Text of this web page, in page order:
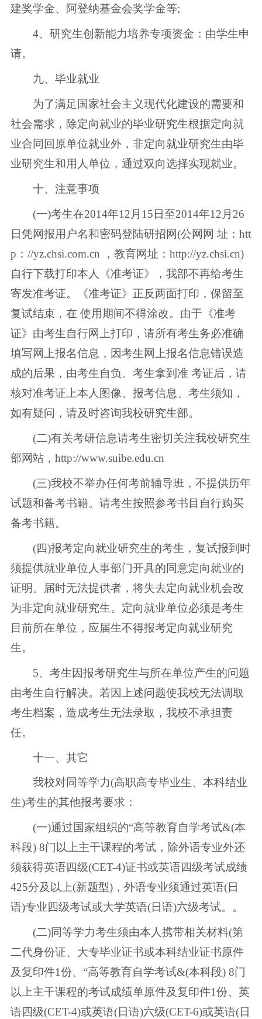
建奖学金、阿登纳基金会奖学金等;
4、研究生创新能力培养专项资金：由学生申
请。
九、毕业就业
为了满足国家社会主义现代化建设的需要和
社会需求，除定向就业的毕业研究生根据定向就
业合同回原单位就业外，非定向就业研究生由毕
业研究生和用人单位，通过双向选择实现就业。
十、注意事项
(一)考生在2014年12月15日至2014年12月26
日凭网报用户名和密码登陆研招网(公网网 址：htt
p：//yz.chsi.com.cn ，教育网址：http://yz.chsi.cn)
自行下载打印本人《准考证》，我部不再给考生
寄发准考证。《准考证》正反两面打印，保留至
复试结束，在 使用期间不得涂改。由于《准考
证》由考生自行网上打印，请所有考生务必准确
填写网上报名信息，因考生网上报名信息错误造
成的后果，由考生自负。考生拿到准 考证后，请
核对准考证上本人图像、报考信息、考生须知，
如有疑问，请及时咨询我校研究生部。
(二)有关考研信息请考生密切关注我校研究生
部网站，http://www.suibe.edu.cn
(三)我校不举办任何考前辅导班，不提供历年
试题和备考书籍。请考生按照参考书目自行购买
备考书籍。
(四)报考定向就业研究生的考生，复试报到时
须提供就业单位人事部门开具的同意定向就业的
证明。届时无法提供者，将失去定向就业机会改
为非定向就业研究生。定向就业单位必须是考生
目前所在单位，应届生不得报考定向就业研究
生。
5、考生因报考研究生与所在单位产生的问题
由考生自行解决。若因上述问题使我校无法调取
考生档案，造成考生无法录取，我校不承担责
任。
十一、其它
我校对同等学力(高职高专毕业生、本科结业
生)考生的其他报考要求：
(一)通过国家组织的“高等教育自学考试&(本
科段) 8门以上主干课程的考试，除外语专业外还
须获得英语四级(CET-4)证书或英语四级考试成绩
425分及以上(新题型)，外语专业须通过英语(日
语)专业四级考试或大学英语(日语)六级考试。。
(二)同等学力考生须由本人携带相关材料(第
二代身份证、大专毕业证书或本科结业证书原件
及复印件1份、“高等教育自学考试&(本科段) 8门
以上主干课程的考试成绩单原件及复印件1份、英
语四级(CET-4)或英语(日语)六级(CET-6)或英语(日